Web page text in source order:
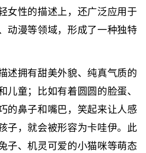
女性的描述上，还广泛应用于
动漫等领域，形成了一种独特
述拥有甜美外貌、纯真气质的
儿童；比如有着圆圆的脸蛋、
的鼻子和嘴巴，笑起来让人感
子，就会被形容为卡哇伊。此
子、机灵可爱的小猫咪等萌态